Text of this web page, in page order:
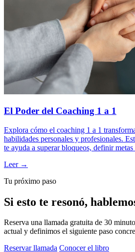
El Poder del Coaching 1 a 1
Explora cómo el coaching 1 a 1
habilidades personales y profesionales.
te ayuda a superar bloqueos, definir
Leer →
Tu próximo paso
Si esto te resonó,
Reserva una llamada gratuita de 30
actual y definimos el siguiente paso
Reservar llamada Conocer el libro